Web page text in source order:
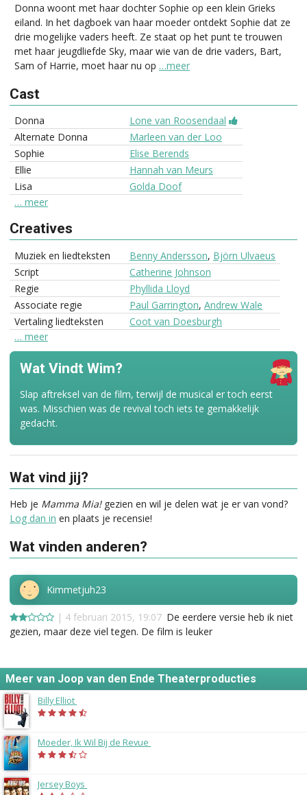
Donna woont met haar dochter Sophie op een klein Grieks
eiland. In het dagboek van haar moeder ontdekt Sophie dat ze
drie mogelijke vaders heeft. Ze staat op het punt te trouwen
met haar jeugdliefde Sky, maar wie van de drie vaders, Bart,
Sam of Harrie, moet haar nu op …meer
Cast
Donna
Lone van Roosendaal
Alternate Donna
Marleen van der Loo
Sophie
Elise Berends
Ellie
Hannah van Meurs
Lisa
Golda Doof
… meer
Creatives
Muziek en liedteksten Benny Andersson, Björn Ulvaeus
Script
Catherine Johnson
Regie
Phyllida Lloyd
Associate regie
Paul Garrington, Andrew Wale
Vertaling liedteksten
Coot van Doesburgh
… meer
Wat Vindt Wim?
Slap aftreksel van de film, terwijl de musical er toch eerst
was. Misschien was de revival toch iets te gemakkelijk
gedacht.
Wat vind jij?
Heb je Mamma Mia!gezien en wil je delen wat je er van vond?
Log dan in en plaats je recensie!
Wat vinden anderen?
Kimmetjuh23
| 4 februari 2015, 19:07 De eerdere versie heb ik niet
gezien, maar deze viel tegen. De film is leuker
Meer van Joop van den Ende Theaterproducties
Billy Elliot
Moeder, Ik Wil Bij de Revue
Jersey Boys